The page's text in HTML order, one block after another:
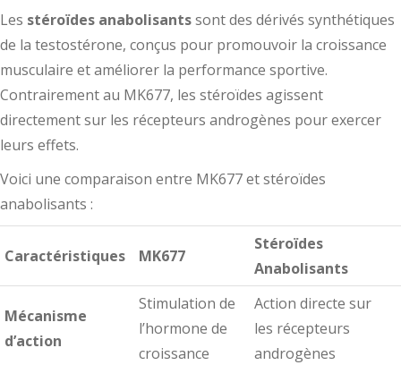
Les stéroïdes anabolisantssont des dérivés synthétiques
de la testostérone, conçus pour promouvoir la croissance
musculaire et améliorer la performance sportive.
Contrairement au MK677, les stéroïdes agissent
directement sur les récepteurs androgènes pour exercer
leurs effets.
Voici une comparaison entre MK677 et stéroïdes
anabolisants :
Caractéristiques MK677
Stéroïdes
Anabolisants
Mécanisme
d’action
Stimulation de
l’hormone de
croissance
Action directe sur
les récepteurs
androgènes